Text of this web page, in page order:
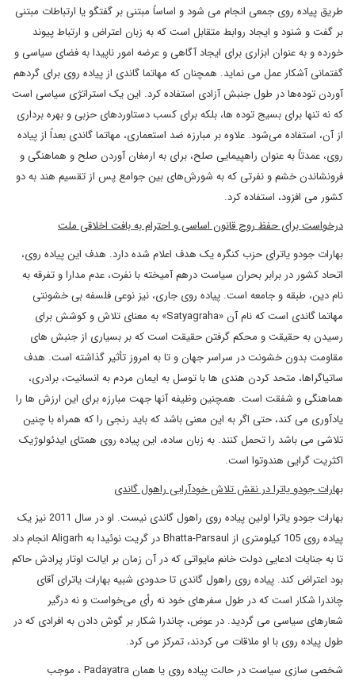
طریق پیاده روی جمعی انجام می شود و اساساً مبتنی بر گفتگو یا ارتباطات مبتنی
بر گفت و شنود و ایجاد روابط متقابل است که به زبان اعتراض و ارتباط پیوند
خورده و به عنوان ابزاری برای ایجاد آگاهی و عرضه امور ناپیدا به فضای سیاسی و
گفتمانی آشکار عمل می نماید. همچنان که مهاتما گاندی از پیاده روی برای گردهم
آوردن توده‌ها در طول جنبش آزادی استفاده کرد. این یک استراتژی سیاسی است
که نه تنها برای بسیج توده ها، بلکه برای کسب دستاوردهای حزبی و بهره برداری
از آن، استفاده می‌شود. علاوه بر مبارزه ضد استعماری، مهاتما گاندی بعداً از پیاده
روی، عمدتاً به عنوان راهپیمایی صلح، برای به ارمغان آوردن صلح و هماهنگی و
فرونشاندن خشم و نفرتی که به شورش‌های بین جوامع پس از تقسیم هند به دو
کشور می افزود، استفاده کرد.
درخواست برای حفظ روح قانون اساسی و احترام به بافت اخلاقی ملت
بهارات جودو یاترای حزب کنگره یک هدف اعلام شده دارد. هدف این پیاده روی،
اتحاد کشور در برابر بحران سیاست درهم آمیخته با نفرت، عدم مدارا و تفرقه به
نام دین، طبقه و جامعه است. پیاده روی جاری، نیز نوعی فلسفه بی‌ خشونتی
مهاتما گاندی است که نام آن «Satyagraha» به معنای تلاش و کوشش برای
رسیدن به حقیقت و محکم گرفتن حقیقت است که بر بسیاری از جنبش‌ های
مقاومت بدون خشونت در سراسر جهان و تا به امروز تأثیر گذاشته ‌است. هدف
ساتیاگراها، متحد کردن هندی ها با توسل به ایمان مردم به انسانیت، برادری،
هماهنگی و شفقت است. همچنین وظیفه آنها جهت مبارزه برای این ارزش ها را
یادآوری می کند، حتی اگر به این معنی باشد که باید رنجی را که همراه با چنین
تلاشی می باشد را تحمل کنند. به زبان ساده، این پیاده روی همتای ایدئولوژیک
اکثریت گرایی هندوتوا است.
بهارات جودو یاترا در نقش تلاش خودآرایی راهول گاندی
بهارات جودو یاترا اولین پیاده روی راهول گاندی نیست. او در سال 2011 نیز یک
پیاده روی 105 کیلومتری از Bhatta-Parsaul در گریت نوئیدا به Aligarh انجام داد
تا به جنایات ادعایی دولت خانم مایواتی که در آن زمان بر ایالت اوتار پرادش حاکم
بود اعتراض کند. پیاده روی راهول گاندی تا حدودی شبیه بهارات یاترای آقای
چاندرا شکار است که در طول سفرهای خود نه رأی می‌خواست و نه درگیر
شعارهای سیاسی می گردید. در عوض، چاندرا شکار بر گوش دادن به افرادی که در
طول پیاده روی با او ملاقات می کردند، تمرکز می کرد.
شخصی‌ سازی سیاست در حالت پیاده روی یا همان Padayatra ، موجب